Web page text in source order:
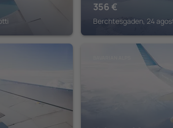
356 €
Berchtesgaden, 24